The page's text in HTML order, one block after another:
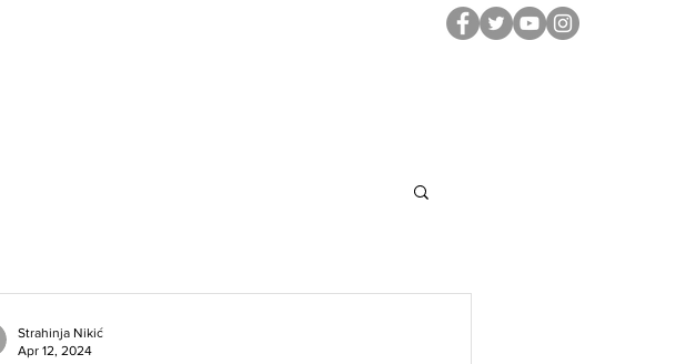
Strahinja Nikić
Apr 12, 2024